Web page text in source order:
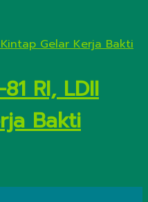
RI, LDII
Bakti